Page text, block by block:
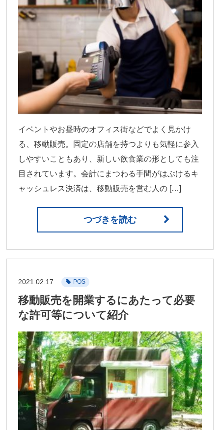
イベントやお昼時のオフィス街などでよく見かけ
る、移動販売。固定の店舗を持つよりも気軽に参入
しやすいこともあり、新しい飲食業の形としても注
目されています。会計にまつわる手間がはぶけるキ
ャッシュレス決済は、移動販売を営む人の […]
つづきを読む
2021.02.17 POS
移動販売を開業するにあたって必要
な許可等について紹介